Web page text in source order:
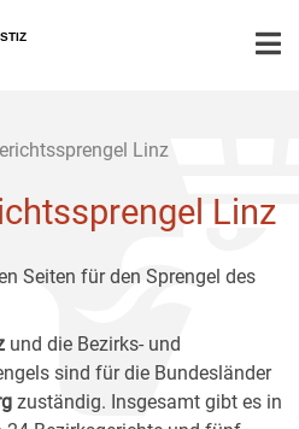
Linz
Linz
Seiten für den Sprengel des
und die Bezirks- und
sind für die Bundesländer
zuständig. Insgesamt gibt es in